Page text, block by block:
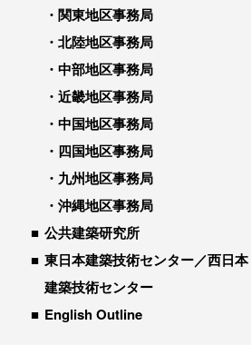
関東地区事務局
北陸地区事務局
中部地区事務局
近畿地区事務局
中国地区事務局
四国地区事務局
九州地区事務局
沖縄地区事務局
公共建築研究所
東日本建築技術センター／西日本
建築技術センター
English Outline